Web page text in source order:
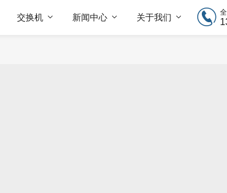
交换机 新闻中心 关于我们